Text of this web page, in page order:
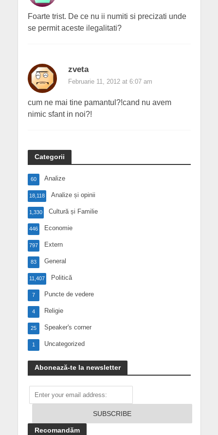
Foarte trist. De ce nu ii numiti si precizati unde
se permit aceste ilegalitati?
zveta
Februarie 11, 2012 at 6:07 am
cum ne mai tine pamantul?!cand nu avem
nimic sfant in noi?!
Categorii
Analize
60
Analize și opinii
18,118
Cultură și Familie
1,330
Economie
446
Extern
797
General
83
Politică
11,407
Puncte de vedere
7
Religie
4
Speaker's corner
25
Uncategorized
1
Abonează-te la newsletter
Recomandăm